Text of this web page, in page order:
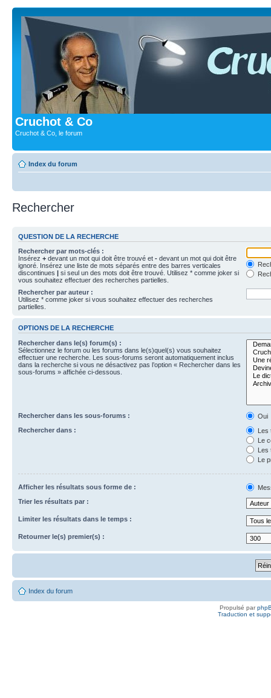
Cruchot & Co
Cruchot & Co, le forum
Index du forum
Rechercher
QUESTION DE LA RECHERCHE
Rechercher par mots-clés :
Insérez + devant un mot qui doit être trouvé et - devant un mot qui doit être
ignoré. Insérez une liste de mots séparés entre des barres verticales
discontinues | si seul un des mots doit être trouvé. Utilisez * comme joker si
vous souhaitez effectuer des recherches partielles.
Rechercher par auteur :
Utilisez * comme joker si vous souhaitez effectuer des recherches
partielles.
OPTIONS DE LA RECHERCHE
Rechercher dans le(s) forum(s) :
Sélectionnez le forum ou les forums dans le(s)quel(s) vous souhaitez
effectuer une recherche. Les sous-forums seront automatiquement inclus
dans la recherche si vous ne désactivez pas l’option « Rechercher dans les
sous-forums » affichée ci-dessous.
Rechercher dans les sous-forums :
Oui
Rechercher dans :
Les
Le
Les
Le
Afficher les résultats sous forme de :
Trier les résultats par :
Limiter les résultats dans le temps :
Retourner le(s) premier(s) :
Index du forum
Propulsé par
Traduction et